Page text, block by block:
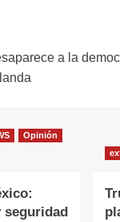
a la
Opinión
seguridad